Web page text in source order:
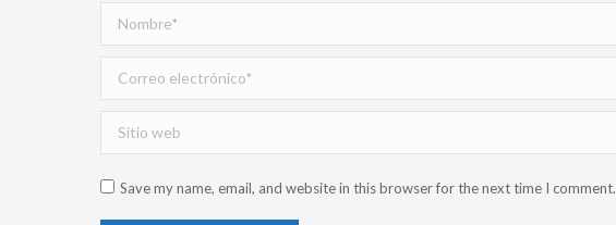
Save my name, email, and website in this browser for the next time I comment.